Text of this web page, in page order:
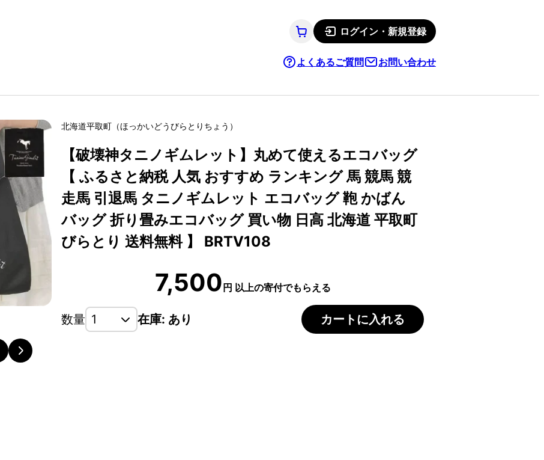
ログイン・新規登録
よくあるご質問 お問い合わせ
北海道平取町 （ほっかいどうびらとりちょう ）
【破壊神タニノギムレット】丸めて使えるエコバッグ
【 ふるさと納税 人気 おすすめ ランキング 馬 競馬 競
走馬 引退馬 タニノギムレット エコバッグ 鞄 かばん
バッグ 折り畳みエコバッグ 買い物 日高 北海道 平取町
びらとり 送料無料 】 BRTV108
7,500円 以上の寄付でもらえる
数量 在庫: あり カートに入れる